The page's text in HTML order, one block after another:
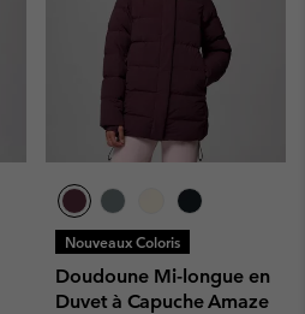
Nouveaux Coloris
Doudoune Mi-longue en
Duvet à Capuche Amaze